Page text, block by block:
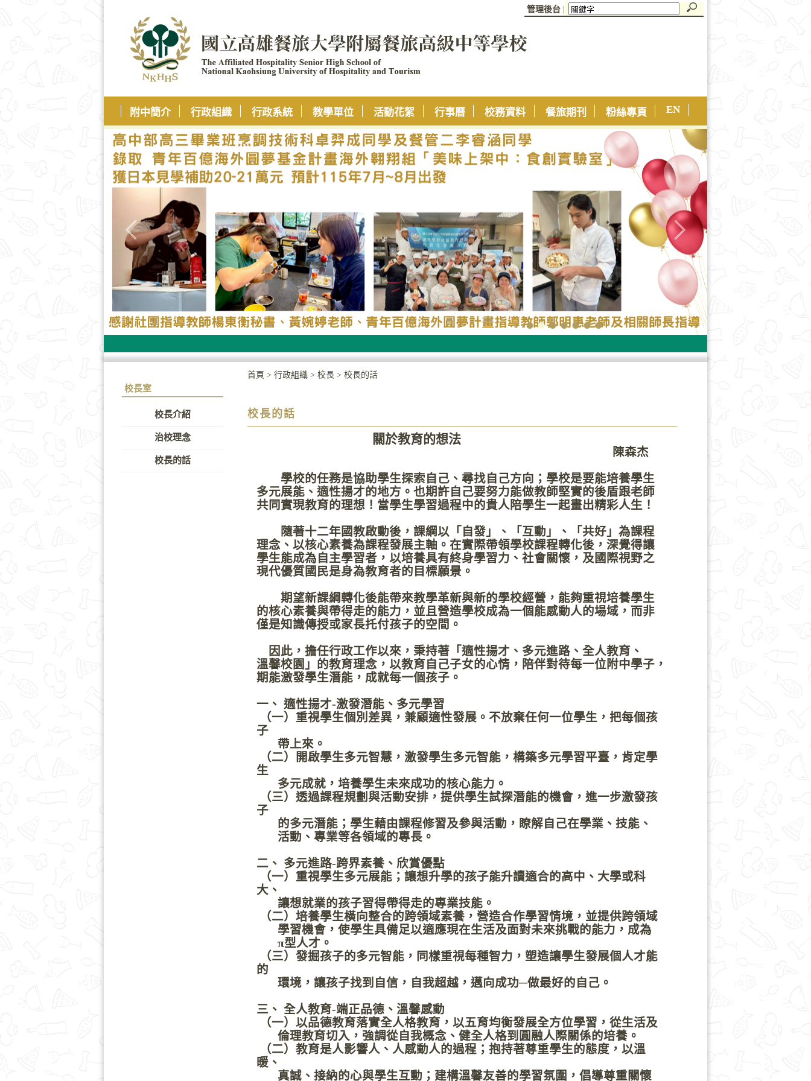
管理後台
附中簡介 行政組織 行政系統 教學單位 活動花絮 行事曆 校務資料 餐旅期刊 粉絲專頁 EN
校長室
校長介紹
治校理念
校長的話
首頁 > 行政組織 > 校長 > 校長的話
校長的話
關於教育的想法
陳森杰
學校的任務是協助學生探索自己、尋找自己方向；學校是要能培養學生
多元展能、適性揚才的地方。也期許自己要努力能做教師堅實的後盾跟老師
共同實現教育的理想！當學生學習過程中的貴人陪學生一起畫出精彩人生！
隨著十二年國教啟動後，課綱以「自發」、「互動」、「共好」為課程
理念、以核心素養為課程發展主軸。在實際帶領學校課程轉化後，深覺得讓
學生能成為自主學習者，以培養具有終身學習力、社會關懷，及國際視野之
現代優質國民是身為教育者的目標願景。
期望新課綱轉化後能帶來教學革新與新的學校經營，能夠重視培養學生
的核心素養與帶得走的能力，並且營造學校成為一個能感動人的場域，而非
僅是知識傳授或家長托付孩子的空間。
因此，擔任行政工作以來，秉持著「適性揚才、多元進路、全人教育、
溫馨校園」的教育理念，以教育自己子女的心情，陪伴對待每一位附中學子，
期能激發學生潛能，成就每一個孩子。
一、 適性揚才-激發潛能、多元學習
（一）重視學生個別差異，兼顧適性發展。不放棄任何一位學生，把每個孩
子
帶上來。
（二）開啟學生多元智慧，激發學生多元智能，構築多元學習平臺，肯定學
生
多元成就，培養學生未來成功的核心能力。
（三）透過課程規劃與活動安排，提供學生試探潛能的機會，進一步激發孩
子
的多元潛能；學生藉由課程修習及參與活動，瞭解自己在學業、技能、
活動、專業等各領域的專長。
二、 多元進路-跨界素養、欣賞優點
（一）重視學生多元展能；讓想升學的孩子能升讀適合的高中、大學或科
大、
讓想就業的孩子習得帶得走的專業技能。
（二）培養學生橫向整合的跨領域素養，營造合作學習情境，並提供跨領域
學習機會，使學生具備足以適應現在生活及面對未來挑戰的能力，成為
π型人才。
（三）發掘孩子的多元智能，同樣重視每種智力，塑造讓學生發展個人才能
的
環境，讓孩子找到自信，自我超越，邁向成功─做最好的自己。
三、 全人教育-端正品德、溫馨感動
（一）以品德教育落實全人格教育，以五育均衡發展全方位學習，從生活及
倫理教育切入，強調從自我概念、健全人格到圓融人際關係的培養。
（二）教育是人影響人、人感動人的過程；抱持著尊重學生的態度，以溫
暖、
真誠、接納的心與學生互動；建構溫馨友善的學習氛圍，倡導尊重關懷